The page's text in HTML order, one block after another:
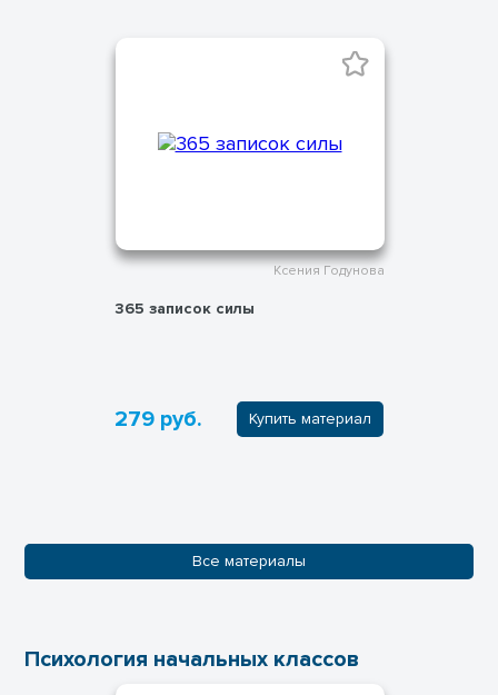
Ксения Годунова
365 записок силы
279 руб. Купить материал
Все материалы
Психология начальных классов